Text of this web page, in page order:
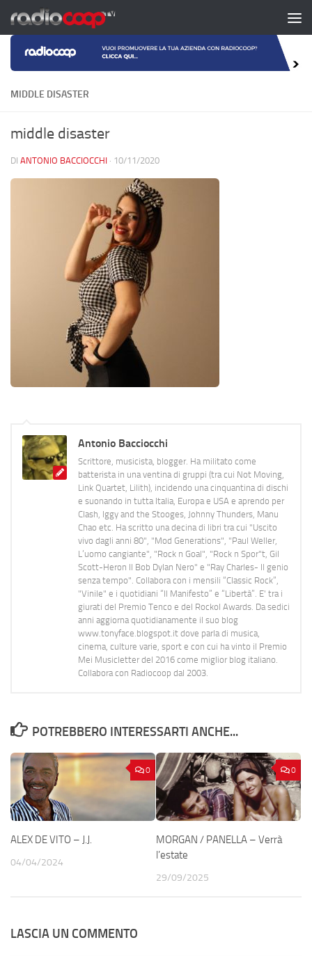
Salta al contenuto
MIDDLE DISASTER
middle disaster
DI ANTONIO BACCIOCCHI · 10/11/2020
Antonio Bacciocchi
Scrittore, musicista, blogger. Ha militato come
batterista in una ventina di gruppi (tra cui Not Moving,
Link Quartet, Lilith), incidendo una cinquantina di dischi
e suonando in tutta Italia, Europa e USA e aprendo per
Clash, Iggy and the Stooges, Johnny Thunders, Manu
Chao etc. Ha scritto una decina di libri tra cui "Uscito
vivo dagli anni 80", "Mod Generations", "Paul Weller,
L’uomo cangiante", "Rock n Goal", "Rock n Spor"t, Gil
Scott-Heron Il Bob Dylan Nero" e "Ray Charles- Il genio
senza tempo". Collabora con i mensili “Classic Rock”,
"Vinile" e i quotidiani “Il Manifesto” e “Libertà”. E' tra i
giurati del Premio Tenco e del Rockol Awards. Da sedici
anni aggiorna quotidianamente il suo blog
www.tonyface.blogspot.it dove parla di musica,
cinema, culture varie, sport e con cui ha vinto il Premio
Mei Musicletter del 2016 come miglior blog italiano.
Collabora con Radiocoop dal 2003.
POTREBBERO INTERESSARTI ANCHE...
0
ALEX DE VITO – J.J.
04/04/2024
0
MORGAN / PANELLA – Verrà
l’estate
29/09/2025
LASCIA UN COMMENTO